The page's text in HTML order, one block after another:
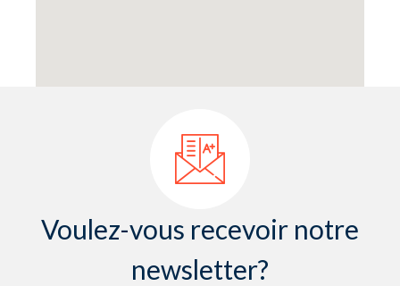
Voulez-vous recevoir notre
newsletter?